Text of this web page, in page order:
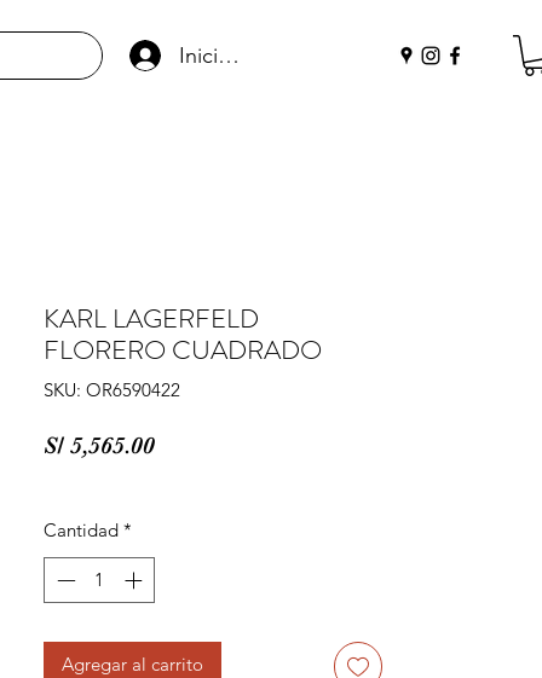
Iniciar sesión
KARL LAGERFELD
FLORERO CUADRADO
SKU: OR6590422
S/ 5,565.00Precio
Cantidad *
Agregar al carrito